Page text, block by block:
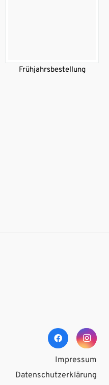
Frühjahrsbestellung
Impressum
Datenschutzerklärung